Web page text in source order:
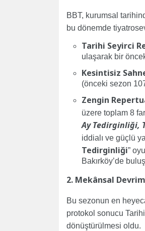
BBT, kurumsal
bu dönemde
Tarihi Seyirci
ulaşarak bir
Kesintisiz
(önceki sezon
Zengin
üzere toplam 8
Ay Tedirginliği,
iddialı ve güçlü
Tedirginliği”
Bakırköy’de
2. Mekânsal
Bu sezonun en
protokol sonucu
dönüştürülmesi oldu.